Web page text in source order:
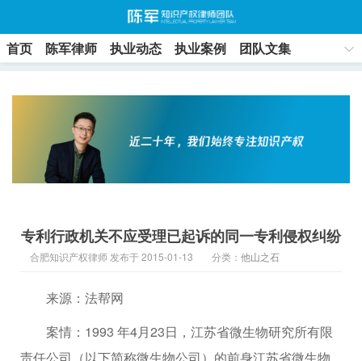
首页 陈军律师 执业动态 执业案例
团队文集
专利行政机关不应受理已起诉的同一专利侵权纠纷
合肥知识产权律师 发布于 2015-01-13 分类： 他山之石
来源：法帮网
案情：1993 年4月23日，江苏省微生物研究所有限
责任公司（以下简称微生物公司）的前身江苏省微生物